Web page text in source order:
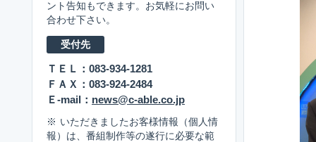
ント告知もできます。お気軽にお問い
合わせ下さい。
受付先
ＴＥＬ：083-934-1281
ＦＡＸ：083-924-2484
Ｅ-mail： news@c-able.co.jp
いただきましたお客様情報（個人情
報）は、番組制作等の遂行に必要な範